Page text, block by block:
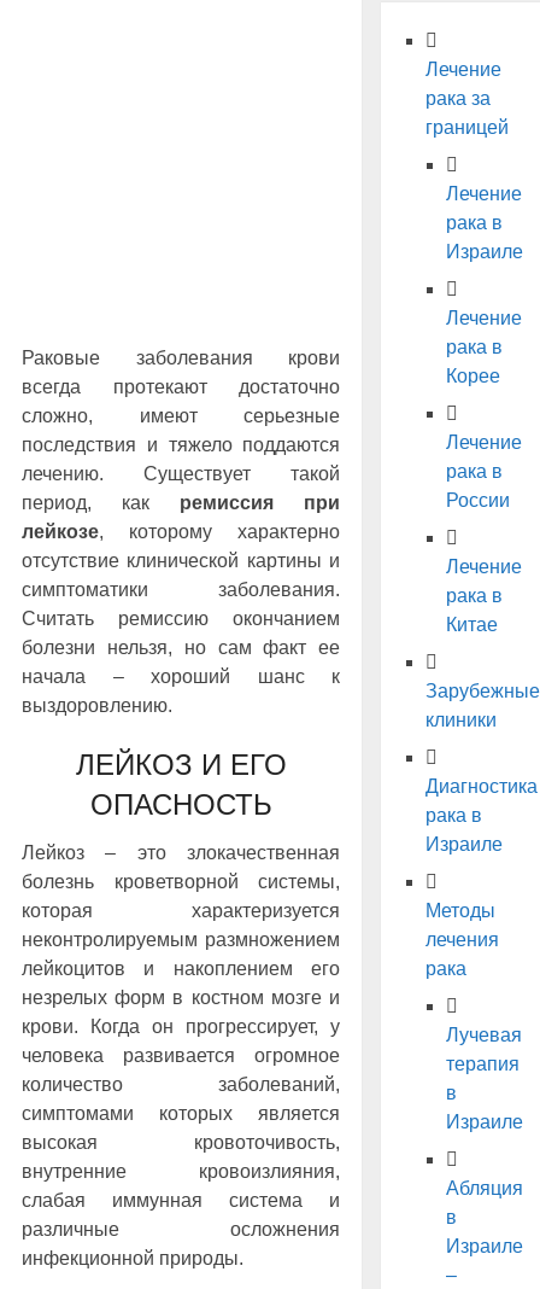
Раковые заболевания крови
всегда протекают достаточно
сложно, имеют серьезные
последствия и тяжело поддаются
лечению. Существует такой
период, как ремиссия при
лейкозе, которому характерно
отсутствие клинической картины и
симптоматики заболевания.
Считать ремиссию окончанием
болезни нельзя, но сам факт ее
начала – хороший шанс к
выздоровлению.
ЛЕЙКОЗ И ЕГО
ОПАСНОСТЬ
Лейкоз – это злокачественная
болезнь кроветворной системы,
которая характеризуется
неконтролируемым размножением
лейкоцитов и накоплением его
незрелых форм в костном мозге и
крови. Когда он прогрессирует, у
человека развивается огромное
количество заболеваний,
симптомами которых является
высокая кровоточивость,
внутренние кровоизлияния,
слабая иммунная система и
различные осложнения
инфекционной природы.
Лечение
рака за
границей
Лечение
рака в
Израиле
Лечение
рака в
Корее
Лечение
рака в
России
Лечение
рака в
Китае
Зарубежные
клиники
Диагностика
рака в
Израиле
Методы
лечения
рака
Лучевая
терапия
в
Израиле
Абляция
в
Израиле
–